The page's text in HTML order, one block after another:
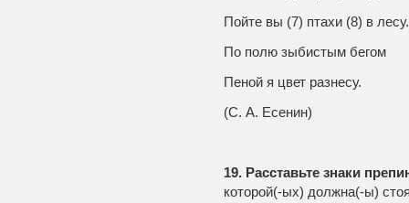
Пойте вы (7) птахи (8) в лесу.
По полю зыбистым бегом
Пеной я цвет разнесу.
(С. А. Есенин)
19. Расставьте знаки
которой(-ых) должна(-ы)